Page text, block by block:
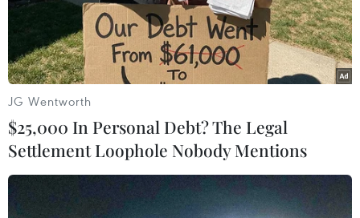
JG Wentworth
$25,000 In Personal Debt? The Legal
Settlement Loophole Nobody Mentions